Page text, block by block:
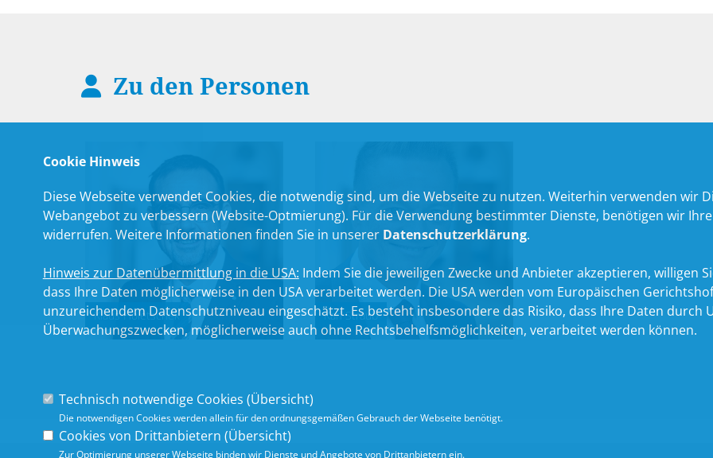
Zu den Personen
Klaus Holetschek Karl Straub
Cookie Hinweis
Diese Webseite verwendet Cookies, die notwendig sind, um die Webseite zu nutzen. Weiterhin verwenden wir
Webangebot zu verbessern (Website-Optmierung). Für die Verwendung bestimmter Dienste, benötigen wir
widerrufen. Weitere Informationen finden Sie in unserer Datenschutzerklärung.
Hinweis zur Datenübermittlung in die USA: Indem Sie die jeweiligen Zwecke und Anbieter akzeptieren, willigen
dass Ihre Daten möglicherweise in den USA verarbeitet werden. Die USA werden vom Europäischen
unzureichendem Datenschutzniveau eingeschätzt. Es besteht insbesondere das Risiko, dass Ihre Daten durch
Überwachungszwecken, möglicherweise auch ohne Rechtsbehelfsmöglichkeiten, verarbeitet werden können.
Technisch notwendige Cookies (Übersicht)
Die notwendigen Cookies werden allein für den ordnungsgemäßen Gebrauch der Webseite benötigt.
Cookies von Drittanbietern (Übersicht)
Zur Optimierung unserer Webseite binden wir Dienste und Angebote von Drittanbietern ein.